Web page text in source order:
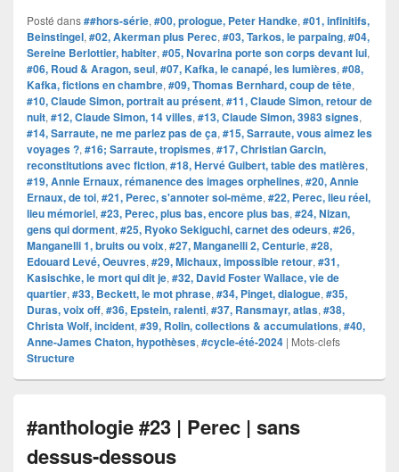
Posté dans##hors-série,#00, prologue, Peter Handke,#01, infinitifs,
Beinstingel,#02, Akerman plus Perec,#03, Tarkos, le parpaing,#04,
Sereine Berlottier, habiter,#05, Novarina porte son corps devant lui,
#06, Roud & Aragon, seul,#07, Kafka, le canapé, les lumières,#08,
Kafka, fictions en chambre,#09, Thomas Bernhard, coup de tête,
#10, Claude Simon, portrait au présent,#11, Claude Simon, retour de
nuit,#12, Claude Simon, 14 villes,#13, Claude Simon, 3983 signes,
#14, Sarraute, ne me parlez pas de ça,#15, Sarraute, vous aimez les
voyages ?,#16; Sarraute, tropismes,#17, Christian Garcin,
reconstitutions avec fiction,#18, Hervé Guibert, table des matières,
#19, Annie Ernaux, rémanence des images orphelines,#20, Annie
Ernaux, de toi,#21, Perec, s'annoter soi-même,#22, Perec, lieu réel,
lieu mémoriel,#23, Perec, plus bas, encore plus bas,#24, Nizan,
gens qui dorment,#25, Ryoko Sekiguchi, carnet des odeurs,#26,
Manganelli 1, bruits ou voix,#27, Manganelli 2, Centurie,#28,
Edouard Levé, Oeuvres,#29, Michaux, impossible retour,#31,
Kasischke, le mort qui dit je,#32, David Foster Wallace, vie de
quartier,#33, Beckett, le mot phrase,#34, Pinget, dialogue,#35,
Duras, voix off,#36, Epstein, ralenti,#37, Ransmayr, atlas,#38,
Christa Wolf, incident,#39, Rolin, collections & accumulations,#40,
Anne-James Chaton, hypothèses,#cycle-été-2024 | Mots-clefs
Structure
#anthologie #23 | Perec | sans
dessus-dessous